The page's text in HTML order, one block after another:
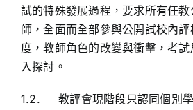
試的特殊發展過程，要求所有任
師，全面而全部參與公開試校內評
度，教師角色的改變與衝擊，考
入探討。
1.2. 教評會現階段只認同個別學